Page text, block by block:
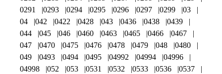
0291
0293 0294 0295 0296 0297 0299
03
04
042 0422 0428 043 0436 0438
0439
044
045 046 0460 0463 0465 0466
0467
047
0470 0475 0476 0478 0479 048
0480
049
0493 0494 0495 04992 04994
04996
04998
052 053 0531 0532 0533 0536
0537